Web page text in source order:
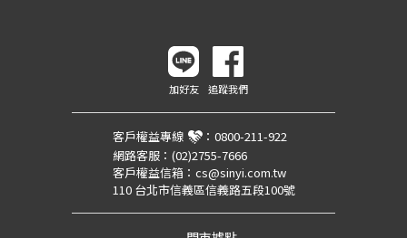
加好友 追蹤我們
客戶權益專線 ： 0800-211-922
網路客服： (02)2755-7666
客戶權益信箱： cs@sinyi.com.tw
110 台北市信義區信義路五段100號